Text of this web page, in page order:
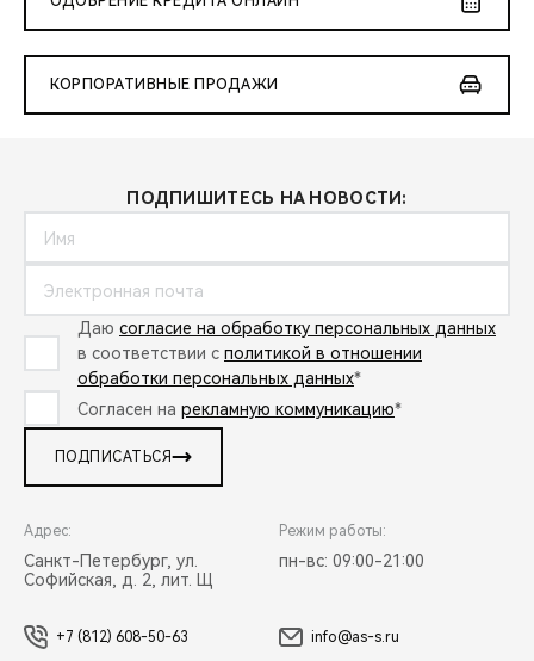
КОРПОРАТИВНЫЕ ПРОДАЖИ
ПОДПИШИТЕСЬ НА НОВОСТИ:
Даю согласие на обработку персональных данных
в соответствии с политикой в отношении
обработки персональных данных*
Согласен на рекламную коммуникацию*
ПОДПИСАТЬСЯ
Адрес:
Санкт-Петербург, ул.
Софийская, д. 2, лит. Щ
Режим работы:
пн-вс: 09:00-21:00
+7 (812) 608-50-63 info@as-s.ru